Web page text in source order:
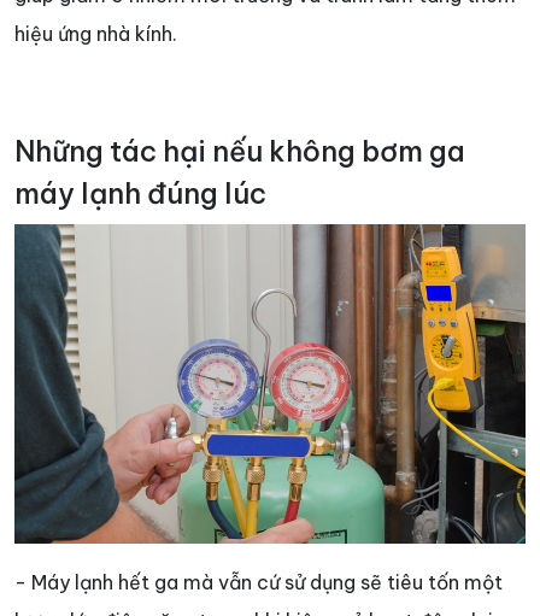
hiệu ứng nhà kính.
Những tác hại nếu không bơm ga
máy lạnh đúng lúc
- Máy lạnh hết ga mà vẫn cứ sử dụng sẽ tiêu tốn một